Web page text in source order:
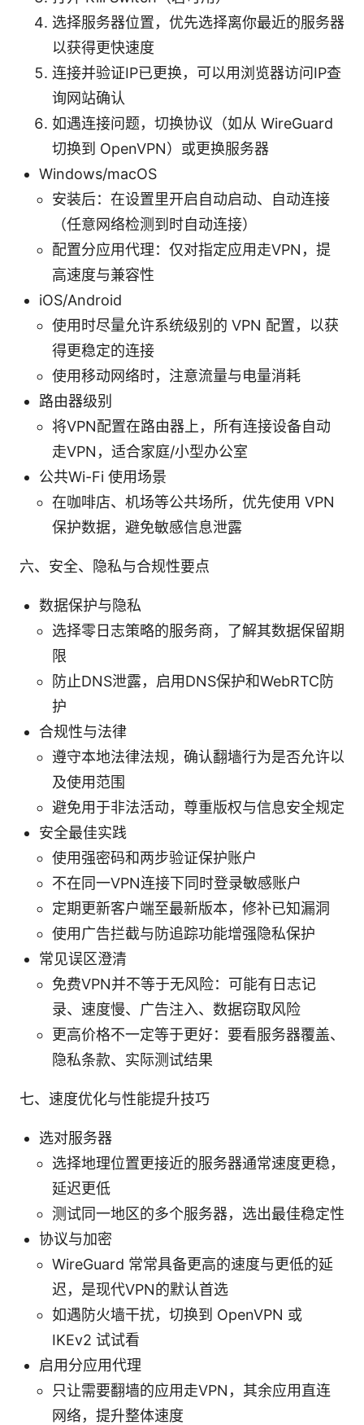
选择服务器位置，优先选择离你最近的服务器
以获得更快速度
连接并验证IP已更换，可以用浏览器访问IP查
询网站确认
如遇连接问题，切换协议（如从 WireGuard
切换到 OpenVPN）或更换服务器
Windows/macOS
安装后：在设置里开启自动启动、自动连接
（任意网络检测到时自动连接）
配置分应用代理：仅对指定应用走VPN，提
高速度与兼容性
iOS/Android
使用时尽量允许系统级别的 VPN 配置，以获
得更稳定的连接
使用移动网络时，注意流量与电量消耗
路由器级别
将VPN配置在路由器上，所有连接设备自动
走VPN，适合家庭/小型办公室
公共Wi-Fi 使用场景
在咖啡店、机场等公共场所，优先使用 VPN
保护数据，避免敏感信息泄露
六、安全、隐私与合规性要点
数据保护与隐私
选择零日志策略的服务商，了解其数据保留期
限
防止DNS泄露，启用DNS保护和WebRTC防
护
合规性与法律
遵守本地法律法规，确认翻墙行为是否允许以
及使用范围
避免用于非法活动，尊重版权与信息安全规定
安全最佳实践
使用强密码和两步验证保护账户
不在同一VPN连接下同时登录敏感账户
定期更新客户端至最新版本，修补已知漏洞
使用广告拦截与防追踪功能增强隐私保护
常见误区澄清
免费VPN并不等于无风险：可能有日志记
录、速度慢、广告注入、数据窃取风险
更高价格不一定等于更好：要看服务器覆盖、
隐私条款、实际测试结果
七、速度优化与性能提升技巧
选对服务器
选择地理位置更接近的服务器通常速度更稳，
延迟更低
测试同一地区的多个服务器，选出最佳稳定性
协议与加密
WireGuard 常常具备更高的速度与更低的延
迟，是现代VPN的默认首选
如遇防火墙干扰，切换到 OpenVPN 或
IKEv2 试试看
启用分应用代理
只让需要翻墙的应用走VPN，其余应用直连
网络，提升整体速度